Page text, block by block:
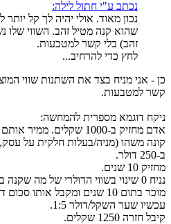
נכתב ע"י חתול לילה:
נכון מאוד. אולי יהיה לך קל
שהוא קנה מטיל זהב. השווי שלו
זהב) בלי קשר למטבעות.
לחץ כדי להרחיב...
כן - אני מניח בצד את השתנות שווי
קשר למטבעות.
ניקח דוגמא מספרית להמחשה:
אדם מחזיק ב-1000 שקלים. ממיר אותם בשער 1:4 לדולרים.
קונה משהו (מניה/בעלות חלקית על
ב-250 דולר.
מחזיק 10 שנים.
נניח 0 שינוי בשווי הדולרי של מה שקנה בתקופה זו.
מוכר בתום 10 שנים ומקבל אותו סכום דולרי בדיוק - 250 דולר.
עכשיו שער השקל/דולר 1:5.
קיבל חזרה 1250 שקלים.